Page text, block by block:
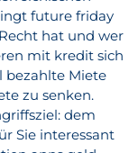
future friday
hat und wer
mit kredit sich
bezahlte Miete
zu senken.
dem
Sie interessant